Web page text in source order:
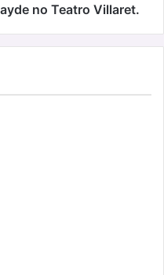
no Teatro Villaret.